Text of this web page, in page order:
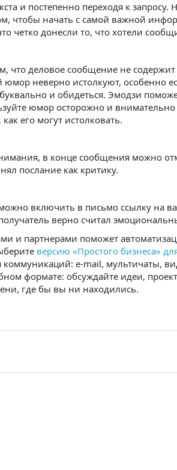
и постепенно переходя к
чтобы начать с самой важной
четко донесли то, что хотели
деловое сообщение не содержит
неверно истолкуют, особенно
и обидеться. Эмодзи
юмор осторожно и внимательно
его могут истолковать.
в конце сообщения можно
послание как критику.
включить в письмо ссылку на
верно считал
и партнерами поможет
версию «Простого бизнеса»
e-mail, мультичаты,
формате: обсуждайте идеи,
где бы вы ни находились.